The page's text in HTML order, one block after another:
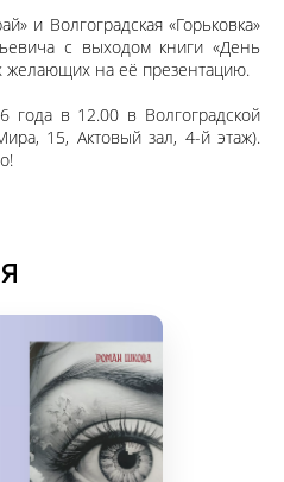
и Волгоградская «Горьковка»
с выходом книги «День
желающих на её презентацию.
в 12.00 в Волгоградской
15, Актовый зал, 4-й этаж).